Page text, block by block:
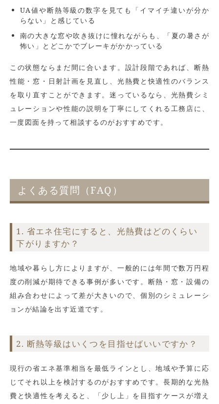
UA値や断熱等級の数字を見ても「イマイチ違いが分か
らない」と感じている
南の大きな窓や吹き抜けに憧れながらも、「夏の暑さが
怖い」とどこかでブレーキがかかっている
この状態ならまだ間に合います。設計段階であれば、断熱
性能・窓・日射計画を見直し、光熱費と快適性のバランス
を取り直すことができます。迷っているなら、光熱費シミ
ュレーションや性能の説明を丁寧にしてくれる工務店に、
一度図面を持って相談するのがおすすめです。
よくある質問（FAQ）
1. 省エネ住宅にすると、光熱費はどのくらい
下がりますか？
地域や暮らし方によりますが、一般的には年間で数万円程
度の削減が期待できる事例が多いです。断熱・窓・設備の
組み合わせによって差が大きいので、個別のシミュレーシ
ョンが結論を出す近道です。
2. 断熱等級はいくつを目指せばいいですか？
現行の省エネ基準相当を最低ラインとし、地域や予算に応
じてそれ以上を検討するのがおすすめです。長期的な光熱
費と快適性を考えると、「少し上」を目指すケースが増え